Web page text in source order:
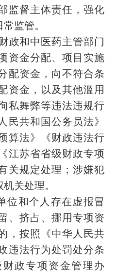
监督主体责任，强化
常 监管。
政和中医药主管部门
资金分配、项目实施
配资金，向不符合条
资金 ，以及其他滥用
私舞弊等违法违规行
民共和国公务员法》
算法》《财政违法行
江苏省省级财政专项
关规定处理；涉嫌犯
机关处理。
位和个人存在虚报冒
、挤占、挪用专项资
，按照《中华人民共
违法行为处罚处分条
政专项资金管理办